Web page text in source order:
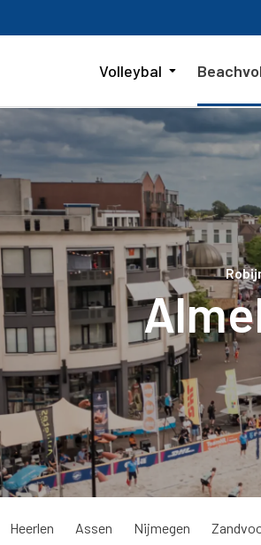
Volleybal
Heerlen Assen Nijmegen